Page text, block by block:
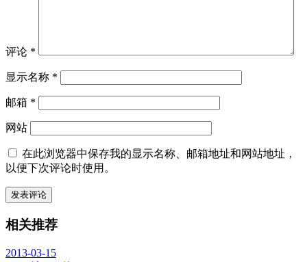
评论 *
显示名称 *
邮箱 *
网站
在此浏览器中保存我的显示名称、邮箱地址和网站地址，
以便下次评论时使用。
相关推荐
2013-03-15